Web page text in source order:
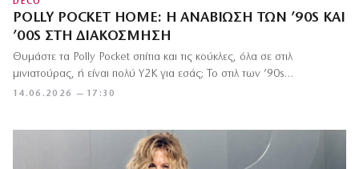
POLLY POCKET HOME: Η ΑΝΑΒΊΩΣΗ ΤΩΝ ’90S ΚΑΙ
’00S ΣΤΗ ΔΙΑΚΌΣΜΗΣΗ
14.06.2026 — 17:30
Θυμάστε τα Polly Pocket σπίτια και τις κούκλες, όλα σε στιλ
μινιατούρας, ή είναι πολύ Y2K για εσάς; Το στιλ των ’90s…